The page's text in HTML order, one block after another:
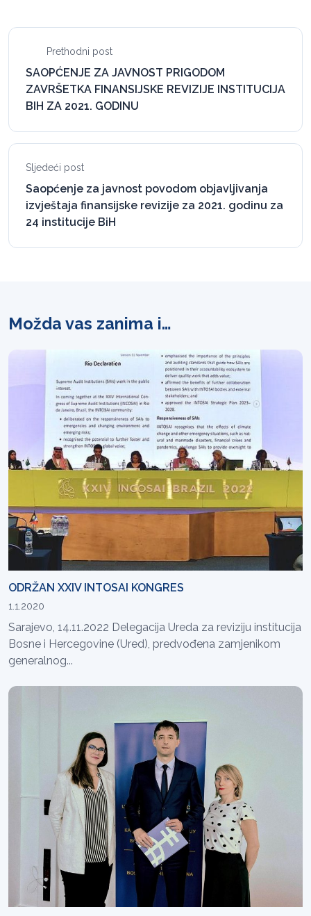
Prethodni post
SAOPĆENJE ZA JAVNOST PRIGODOM
ZAVRŠETKA FINANSIJSKE REVIZIJE INSTITUCIJA
BIH ZA 2021. GODINU
Sljedeći post
Saopćenje za javnost povodom objavljivanja
izvještaja finansijske revizije za 2021. godinu za
24 institucije BiH
Možda vas zanima i…
ODRŽAN XXIV INTOSAI KONGRES
1.1.2020
Sarajevo, 14.11.2022 Delegacija Ureda za reviziju institucija
Bosne i Hercegovine (Ured), predvođena zamjenikom
generalnog...